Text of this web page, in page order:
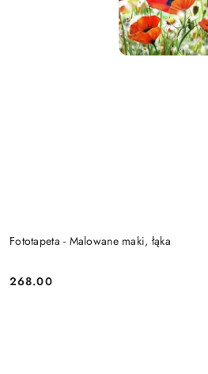
Fototapeta - Malowane maki, łąka
Cena:
268.00